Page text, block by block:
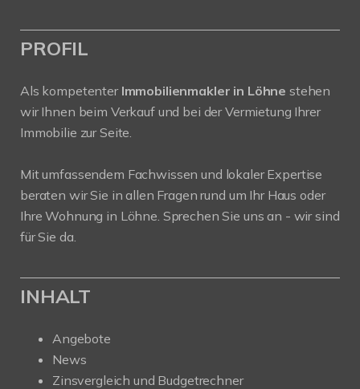
PROFIL
Als kompetenter Immobilienmakler in Löhne stehen
wir Ihnen beim Verkauf und bei der Vermietung Ihrer
Immobilie zur Seite.
Mit umfassendem Fachwissen und lokaler Expertise
beraten wir Sie in allen Fragen rund um Ihr Haus oder
Ihre Wohnung in Löhne. Sprechen Sie uns an - wir sind
für Sie da.
INHALT
Angebote
News
Zinsvergleich und Budgetrechner